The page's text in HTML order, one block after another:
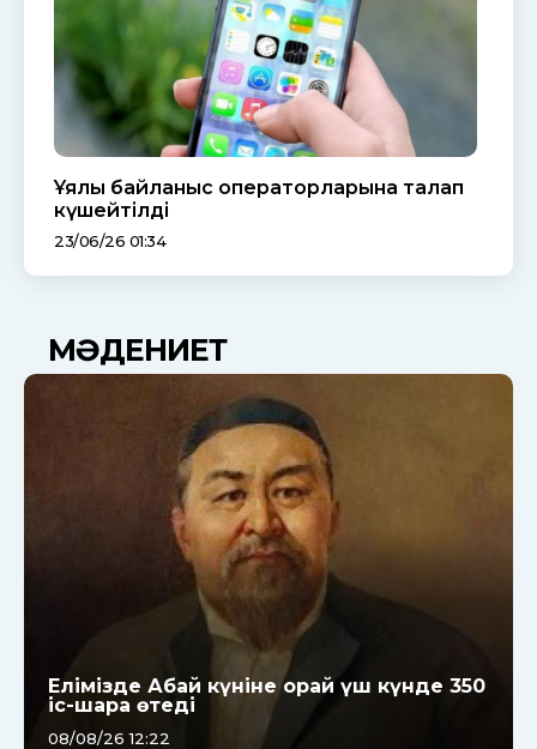
Ұялы байланыс операторларына талап
күшейтілді
23/06/26 01:34
МӘДЕНИЕТ
Елімізде Абай күніне орай үш күнде 350
іс-шара өтеді
08/08/26 12:22